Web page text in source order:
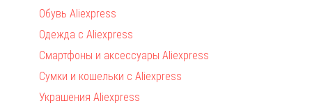
Обувь Aliexpress
Одежда с Aliexpress
Смартфоны и аксессуары Aliexpress
Сумки и кошельки с Aliexpress
Украшения Aliexpress